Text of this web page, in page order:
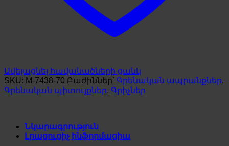
Ավելացնել հավանածների ցանկ
SKU: M-7438-70 Բաժիններ՝ Գրենական ապրանքներ,
Գրենական պիտույքներ, Գրիչներ
Նկարագրություն
Լրացուցիչ ինֆորմացիա